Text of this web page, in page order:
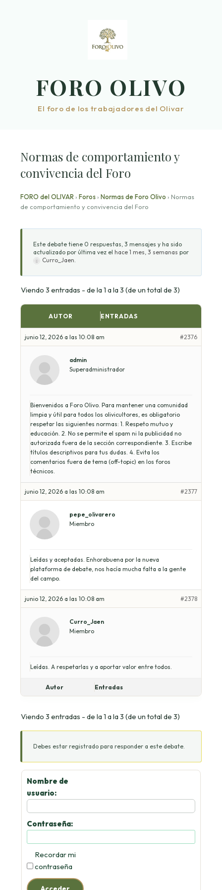
FORO OLIVO
El foro de los trabajadores del Olivar
Normas de comportamiento y
convivencia del Foro
FORO del OLIVAR › Foros › Normas de Foro Olivo › Normas
de comportamiento y convivencia del Foro
Este debate tiene 0 respuestas, 3 mensajes y ha sido
actualizado por última vez el hace 1 mes, 3 semanas por
Curro_Jaen
Viendo 3 entradas - de la 1 a la 3 (de un total de 3)
AUTOR ENTRADAS
junio 12, 2026 a las 10:08 am #2376
admin
Superadministrador
Bienvenidos a Foro Olivo. Para mantener una comunidad
limpia y útil para todos los olivicultores, es obligatorio
respetar las siguientes normas: 1. Respeto mutuo y
educación. 2. No se permite el spam ni la publicidad no
autorizada fuera de la sección correspondiente. 3. Escribe
títulos descriptivos para tus dudas. 4. Evita los
comentarios fuera de tema (off-topic) en los foros
técnicos.
junio 12, 2026 a las 10:08 am #2377
pepe_olivarero
Miembro
Leídas y aceptadas. Enhorabuena por la nueva
plataforma de debate, nos hacía mucha falta a la gente
del campo.
junio 12, 2026 a las 10:08 am #2378
Curro_Jaen
Miembro
Leídas. A respetarlas y a aportar valor entre todos.
Autor Entradas
Viendo 3 entradas - de la 1 a la 3 (de un total de 3)
Debes estar registrado para responder a este debate.
Nombre de
usuario:
Contraseña:
Recordar mi
contraseña